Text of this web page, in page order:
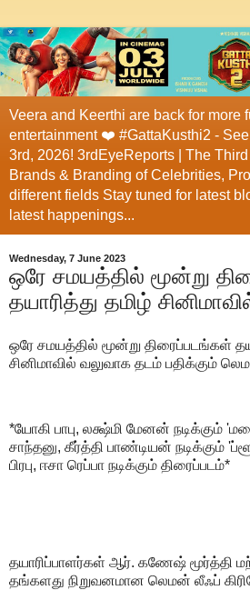
Veera and Keerthi are back for more
entertainment ❤️ #GattaKusthi2 -
3rd, 2026! 3rdEyeReports | The
Brands & Branding of Celebrities,
different fields Stay tuned for latest
latest happenings...
Wednesday, 7 June 2023
ஒரே சமயத்தில் மூன்று
தயாரித்து தமிழ்
ஒரே சமயத்தில் மூன்று திரைப்படங்கள்
சினிமாவில் வலுவாக தடம் பதிக்கும்
*யோகி பாபு, லக்ஷ்மி மேனன்
சாந்தனு, கீர்த்தி பாண்டியன் நடிக்கும்
பிரபு, ஈசா ரெப்பா நடிக்கும் திரைப்படம்*
தயாரிப்பாளர்கள் ஆர். கணேஷ் மூர்த்தி
தங்களது நிறுவனமான லெமன் லீஃப்